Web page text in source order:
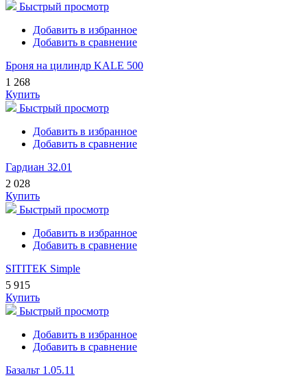
Быстрый просмотр
Добавить в избранное
Добавить в сравнение
Броня на цилиндр KALE 500
1 268
Купить
Быстрый просмотр
Добавить в избранное
Добавить в сравнение
Гардиан 32.01
2 028
Купить
Быстрый просмотр
Добавить в избранное
Добавить в сравнение
SITITEK Simple
5 915
Купить
Быстрый просмотр
Добавить в избранное
Добавить в сравнение
Базальт 1.05.11